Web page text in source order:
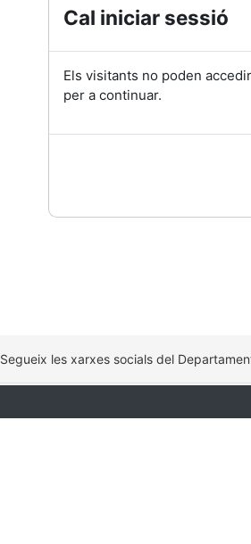
Cal iniciar sessió
Els visitants no poden
per a continuar.
Segueix les xarxes socials del